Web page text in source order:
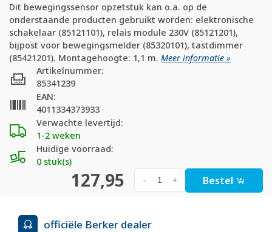
Dit bewegingssensor opzetstuk kan o.a. op de
onderstaande producten gebruikt worden: elektronische
schakelaar (85121101), relais module 230V (85121201),
bijpost voor bewegingsmelder (85320101), tastdimmer
(85421201). Montagehoogte: 1,1 m. Meer informatie »
Verwachte levertijd:
1-2 weken
Huidige voorraad:
0 stuk(s)
Artikelnummer:
85341239
EAN:
4011334373933
127,95 +
- Bestel
officiële Berker dealer